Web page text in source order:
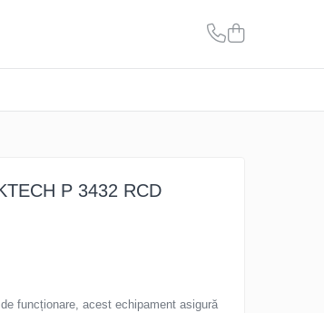
P 3432 RCD
funcționare, acest echipament asigură